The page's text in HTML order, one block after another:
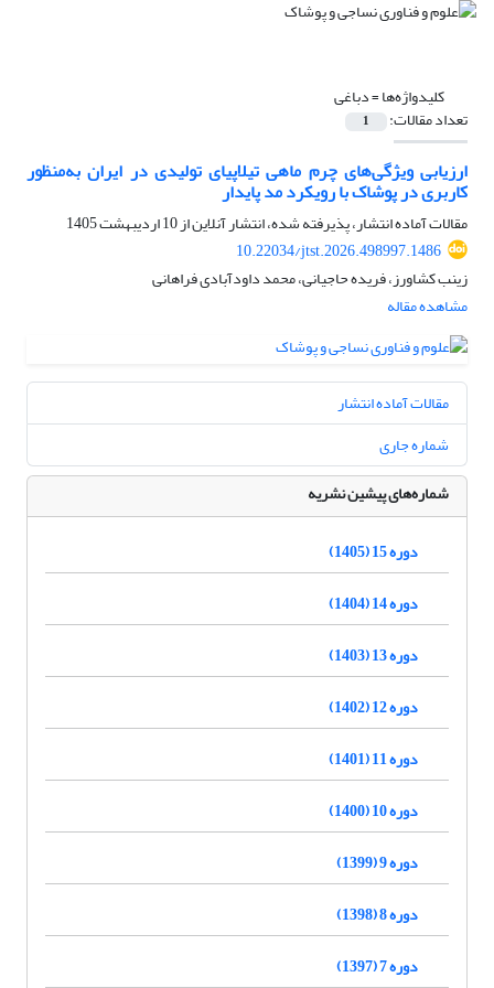
کلیدواژه‌ها =دباغی
تعداد مقالات: 1
ارزیابی ویژگی‌های چرم ماهی تیلاپیای تولیدی در ایران به‌منظور
کاربری در پوشاک با رویکرد مد پایدار
مقالات آماده انتشار، پذیرفته شده، انتشار آنلاین از10 اردیبهشت 1405
10.22034/jtst.2026.498997.1486
زینب کشاورز، فریده حاجیانی، محمد داودآبادی فراهانی
مشاهده مقاله
مقالات آماده انتشار
شماره جاری
شماره‌های پیشین نشریه
دوره 15 (1405)
دوره 14 (1404)
دوره 13 (1403)
دوره 12 (1402)
دوره 11 (1401)
دوره 10 (1400)
دوره 9 (1399)
دوره 8 (1398)
دوره 7 (1397)